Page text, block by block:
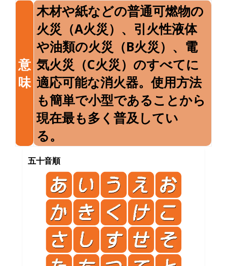
意
味
木材や紙などの普通可燃物の
火災（A火災）、引火性液体
や油類の火災（B火災）、電
気火災（C火災）のすべてに
適応可能な消火器。使用方法
も簡単で小型であることから
現在最も多く普及してい
る。
五十音順